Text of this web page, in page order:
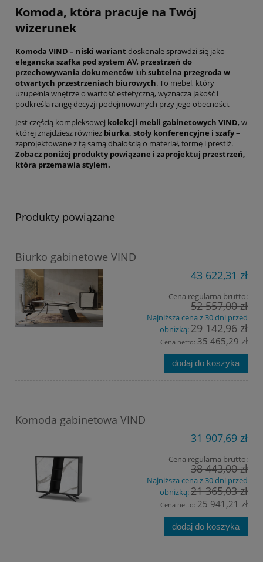
Komoda, która pracuje na Twój
wizerunek
Komoda VIND – niski wariant doskonale sprawdzi się jako
elegancka szafka pod system AV, przestrzeń do
przechowywania dokumentów lubsubtelna przegroda w
otwartych przestrzeniach biurowych. To mebel, który
uzupełnia wnętrze o wartość estetyczną, wyznacza jakość i
podkreśla rangę decyzji podejmowanych przy jego obecności.
Jest częścią kompleksowej kolekcji mebli gabinetowych VIND, w
której znajdziesz również biurka, stoły konferencyjne i szafy–
zaprojektowane z tą samą dbałością o materiał, formę i prestiż.
Zobacz poniżej produkty powiązane i zaprojektuj przestrzeń,
która przemawia stylem.
Produkty powiązane
Biurko gabinetowe VIND
43 622,31 zł
Cena regularna brutto:
52 557,00 zł
Najniższa cena z 30 dni przed
obniżką:29 142,96 zł
Cena netto: 35 465,29 zł
dodaj do koszyka
Komoda gabinetowa VIND
31 907,69 zł
Cena regularna brutto:
38 443,00 zł
Najniższa cena z 30 dni przed
obniżką:21 365,03 zł
Cena netto: 25 941,21 zł
dodaj do koszyka